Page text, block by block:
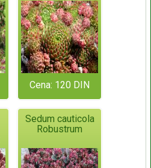
Cena: 120 DIN
Sedum cauticola
Robustrum